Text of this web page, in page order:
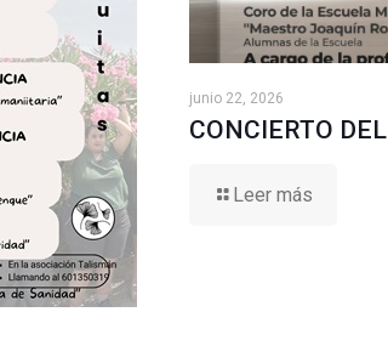
junio 22, 2026
CONCIERTO
Leer más